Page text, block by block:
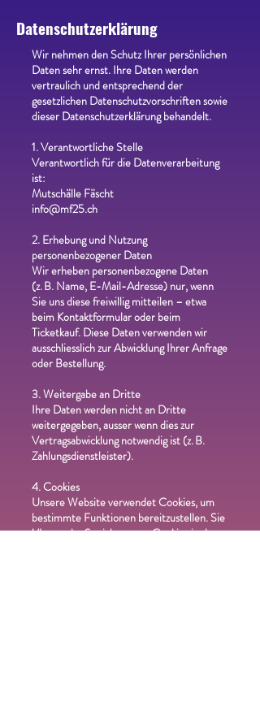
Datenschutzerklärung
Wir nehmen den Schutz Ihrer persönlichen
Daten sehr ernst. Ihre Daten werden
vertraulich und entsprechend der
gesetzlichen Datenschutzvorschriften sowie
dieser Datenschutzerklärung behandelt.
1. Verantwortliche Stelle
Verantwortlich für die Datenverarbeitung
ist:
Mutschälle Fäscht
info@mf25.ch
2. Erhebung und Nutzung
personenbezogener Daten
Wir erheben personenbezogene Daten
(z. B. Name, E-Mail-Adresse) nur, wenn
Sie uns diese freiwillig mitteilen – etwa
beim Kontaktformular oder beim
Ticketkauf. Diese Daten verwenden wir
ausschliesslich zur Abwicklung Ihrer Anfrage
oder Bestellung.
3. Weitergabe an Dritte
Ihre Daten werden nicht an Dritte
weitergegeben, ausser wenn dies zur
Vertragsabwicklung notwendig ist (z. B.
Zahlungsdienstleister).
4. Cookies
Unsere Website verwendet Cookies, um
bestimmte Funktionen bereitzustellen. Sie
können das Speichern von Cookies in den